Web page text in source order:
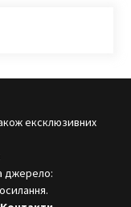
ексклюзивних
джерело: